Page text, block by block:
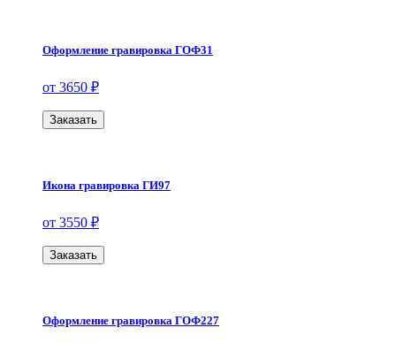
Оформление гравировка ГОФ31
от 3650 ₽
Заказать
Икона гравировка ГИ97
от 3550 ₽
Заказать
Оформление гравировка ГОФ227